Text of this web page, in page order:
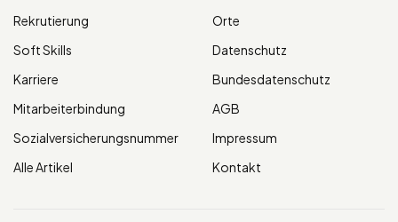
Rekrutierung
Soft Skills
Karriere
Mitarbeiterbindung
Sozialversicherungsnummer
Alle Artikel
Orte
Datenschutz
Bundesdatenschutz
AGB
Impressum
Kontakt